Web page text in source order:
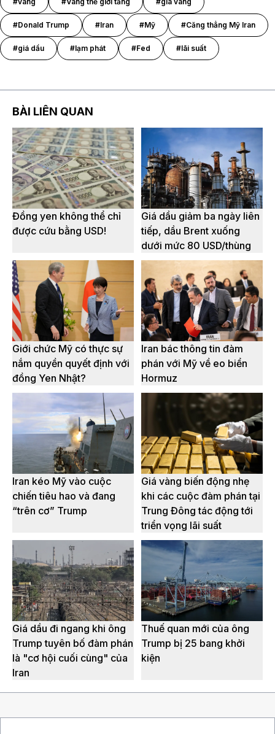
#Donald Trump #Iran #Mỹ #Căng thẳng Mỹ Iran
#giá dầu #lạm phát #Fed #lãi suất
BÀI LIÊN QUAN
Đồng yen không thể chỉ
được cứu bằng USD!
Giá dầu giảm ba ngày liên
tiếp, dầu Brent xuống
dưới mức 80 USD/thùng
Giới chức Mỹ có thực sự
nắm quyền quyết định với
đồng Yen Nhật?
Iran bác thông tin đàm
phán với Mỹ về eo biển
Hormuz
Iran kéo Mỹ vào cuộc
chiến tiêu hao và đang
“trên cơ” Trump
Giá vàng biến động nhẹ
khi các cuộc đàm phán tại
Trung Đông tác động tới
triển vọng lãi suất
Giá dầu đi ngang khi ông
Trump tuyên bố đàm phán
là "cơ hội cuối cùng" của
Iran
Thuế quan mới của ông
Trump bị 25 bang khởi
kiện